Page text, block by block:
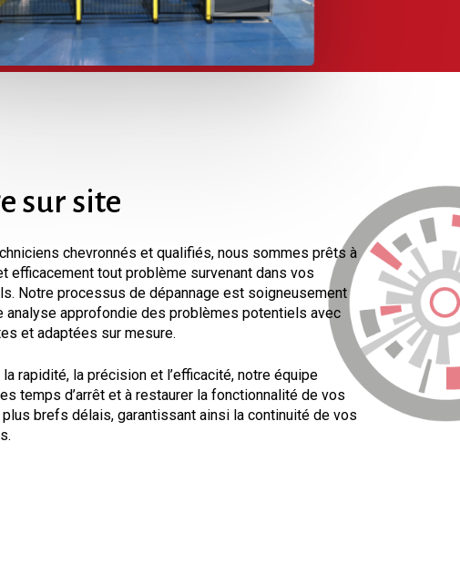
sur site
chevronnés et qualifiés, nous sommes prêts à
efficacement tout problème survenant dans vos
Notre processus de dépannage est soigneusement
analyse approfondie des problèmes potentiels avec
et adaptées sur mesure.
la rapidité, la précision et l’efficacité, notre équipe
temps d’arrêt et à restaurer la fonctionnalité de vos
brefs délais, garantissant ainsi la continuité de vos